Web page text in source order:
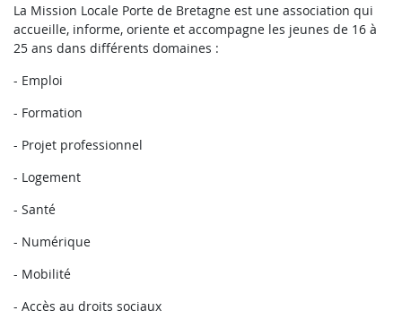
La Mission Locale Porte de Bretagne est une association qui
accueille, informe, oriente et accompagne les jeunes de 16 à
25 ans dans différents domaines :
- Emploi
- Formation
- Projet professionnel
- Logement
- Santé
- Numérique
- Mobilité
- Accès au droits sociaux